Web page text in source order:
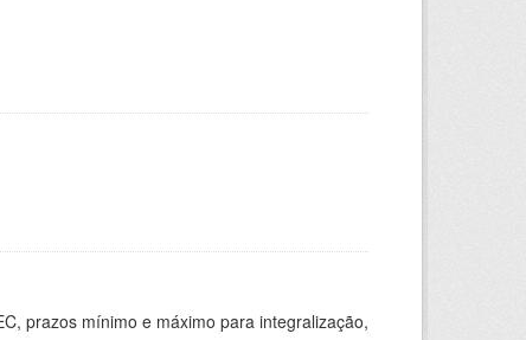
prazos mínimo e máximo para integralização,